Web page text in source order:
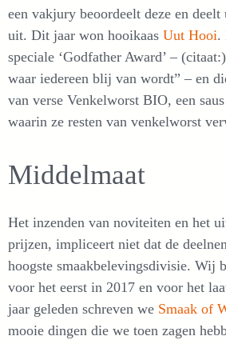
een vakjury beoordeelt deze en
uit. Dit jaar won hooikaas Uut Hooi.
speciale ‘Godfather Award’ –
waar iedereen blij van wordt” – en
van verse Venkelworst BIO, een
waarin ze resten van venkelworst
Middelmaat
Het inzenden van noviteiten en het
prijzen, impliceert niet dat de
hoogste smaakbelevingsdivisie. Wij
voor het eerst in 2017 en voor het
jaar geleden schreven we Smaak of
mooie dingen die we toen zagen